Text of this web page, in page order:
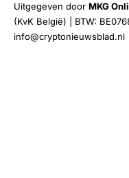
Uitgegeven door MKG
(KvK België) | BTW:
info@cryptonieuwsblad.nl